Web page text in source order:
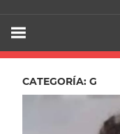
CATEGORÍA: G